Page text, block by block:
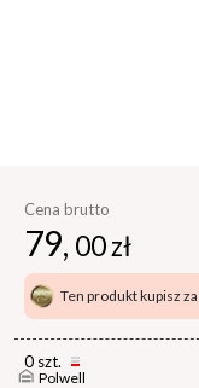
Cena brutto
79, 00 zł
Ten produkt kupisz za
0 szt.
Polwell